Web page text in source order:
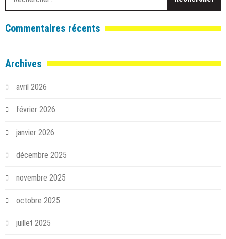
Commentaires récents
Archives
avril 2026
février 2026
janvier 2026
décembre 2025
novembre 2025
octobre 2025
juillet 2025